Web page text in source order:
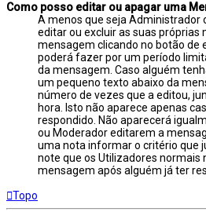
Como posso editar ou apagar uma
A menos que seja Administrador
editar ou excluir as suas próprias
mensagem clicando no botão de
poderá fazer por um período
da mensagem. Caso alguém
um pequeno texto abaixo da
número de vezes que a editou,
hora. Isto não aparece apenas
respondido. Não aparecerá
ou Moderador editarem a
uma nota informar o critério que
note que os Utilizadores normais
mensagem após alguém já ter
Topo